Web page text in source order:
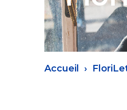
Fil
Accueil